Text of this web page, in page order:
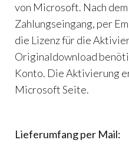
von Microsoft. Nach
Zahlungseingang, per
die Lizenz für die
Originaldownload
Konto. Die Aktivierung
Microsoft Seite.
Lieferumfang per Mail: